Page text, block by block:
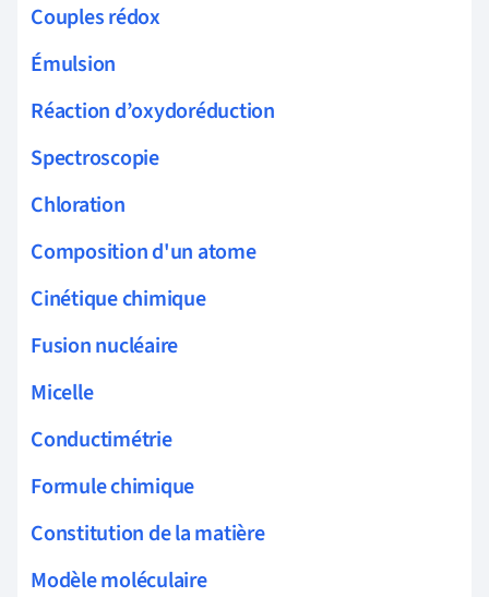
Couples rédox
Émulsion
Réaction d’oxydoréduction
Spectroscopie
Chloration
Composition d'un atome
Cinétique chimique
Fusion nucléaire
Micelle
Conductimétrie
Formule chimique
Constitution de la matière
Modèle moléculaire